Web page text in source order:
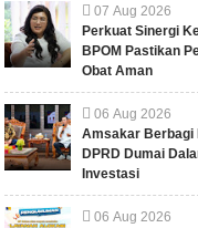
07 Aug 2026
Perkuat Sinergi
BPOM Pastikan
Obat Aman
06 Aug 2026
Amsakar Berbagi
DPRD Dumai
Investasi
06 Aug 2026